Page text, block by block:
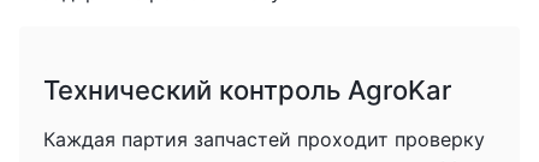
Технический контроль AgroKar
Каждая партия запчастей проходит проверку